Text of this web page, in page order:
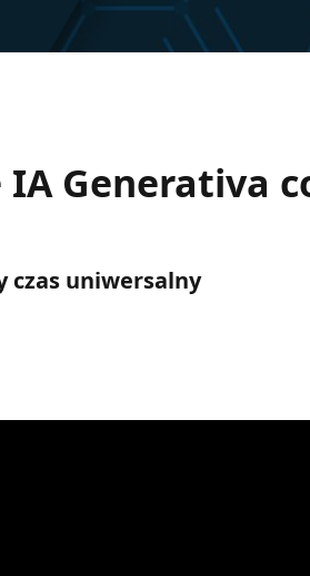
Generativa
czas uniwersalny